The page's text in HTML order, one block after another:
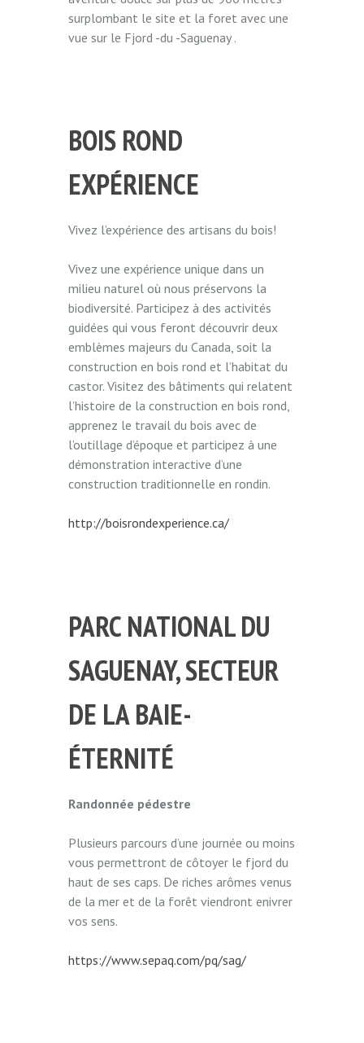
surplombant le site et la foret avec une
vue sur le Fjord -du -Saguenay .
BOIS ROND
EXPÉRIENCE
Vivez l’expérience des artisans du bois!
Vivez une expérience unique dans un
milieu naturel où nous préservons la
biodiversité. Participez à des activités
guidées qui vous feront découvrir deux
emblèmes majeurs du Canada, soit la
construction en bois rond et l’habitat du
castor. Visitez des bâtiments qui relatent
l’histoire de la construction en bois rond,
apprenez le travail du bois avec de
l’outillage d’époque et participez à une
démonstration interactive d’une
construction traditionnelle en rondin.
http://boisrondexperience.ca/
PARC NATIONAL DU
SAGUENAY, SECTEUR
DE LA BAIE-
ÉTERNITÉ
Randonnée pédestre
Plusieurs parcours d’une journée ou moins
vous permettront de côtoyer le fjord du
haut de ses caps. De riches arômes venus
de la mer et de la forêt viendront enivrer
vos sens.
https://www.sepaq.com/pq/sag/